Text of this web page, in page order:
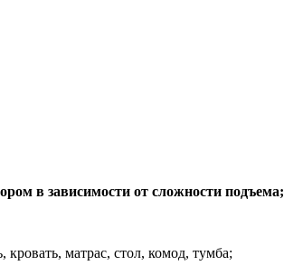
в зависимости от сложности подъема;
кровать, матрас, стол, комод, тумба;